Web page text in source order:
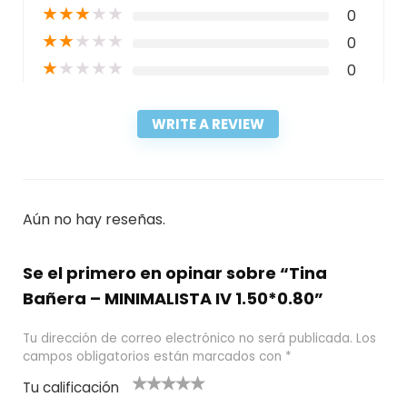
★★★★★ 0
★★★★★ 0
★★★★★ 0
WRITE A REVIEW
Aún no hay reseñas.
Se el primero en opinar sobre “Tina
Bañera – MINIMALISTA IV 1.50*0.80”
Tu dirección de correo electrónico no será publicada. Los
campos obligatorios están marcados con *
Tu calificación